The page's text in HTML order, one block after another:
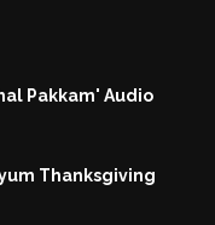
Pakkam' Audio
Thanksgiving